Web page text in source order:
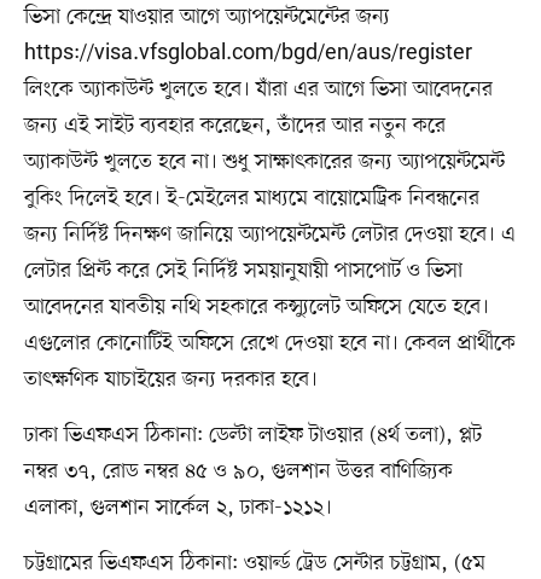
ভিসা কেন্দ্রে যাওয়ার আগে অ্যাপয়েন্টমেন্টের জন্য
https://visa.vfsglobal.com/bgd/en/aus/register
লিংকে অ্যাকাউন্ট খুলতে হবে। যাঁরা এর আগে ভিসা আবেদনের
জন্য এই সাইট ব্যবহার করেছেন, তাঁদের আর নতুন করে
অ্যাকাউন্ট খুলতে হবে না। শুধু সাক্ষাৎকারের জন্য অ্যাপয়েন্টমেন্ট
বুকিং দিলেই হবে। ই-মেইলের মাধ্যমে বায়োমেট্রিক নিবন্ধনের
জন্য নির্দিষ্ট দিনক্ষণ জানিয়ে অ্যাপয়েন্টমেন্ট লেটার দেওয়া হবে। এ
লেটার প্রিন্ট করে সেই নির্দিষ্ট সময়ানুযায়ী পাসপোর্ট ও ভিসা
আবেদনের যাবতীয় নথি সহকারে কন্স্যুলেট অফিসে যেতে হবে।
এগুলোর কোনোটিই অফিসে রেখে দেওয়া হবে না। কেবল প্রার্থীকে
তাৎক্ষণিক যাচাইয়ের জন্য দরকার হবে।
ঢাকা ভিএফএস ঠিকানা: ডেল্টা লাইফ টাওয়ার (৪র্থ তলা), প্লট
নম্বর ৩৭, রোড নম্বর ৪৫ ও ৯০, গুলশান উত্তর বাণিজ্যিক
এলাকা, গুলশান সার্কেল ২, ঢাকা-১২১২।
চট্টগ্রামের ভিএফএস ঠিকানা: ওয়ার্ল্ড ট্রেড সেন্টার চট্টগ্রাম, (৫ম